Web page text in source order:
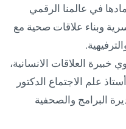
في عالمنا الرقمي
وبناء علاقات صحية مع
العلاقات الانسانية،
علم الاجتماع الدكتور
البرامج والصحفية